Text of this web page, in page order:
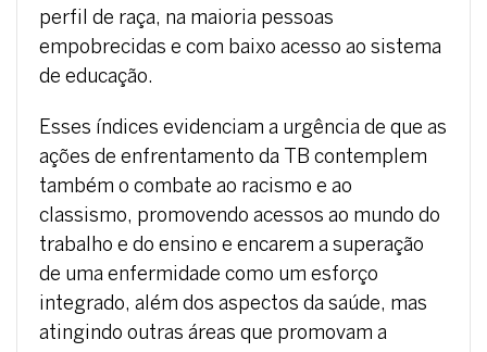
perfil de raça, na maioria pessoas
empobrecidas e com baixo acesso ao sistema
de educação.
Esses índices evidenciam a urgência de que as
ações de enfrentamento da TB contemplem
também o combate ao racismo e ao
classismo, promovendo acessos ao mundo do
trabalho e do ensino e encarem a superação
de uma enfermidade como um esforço
integrado, além dos aspectos da saúde, mas
atingindo outras áreas que promovam a